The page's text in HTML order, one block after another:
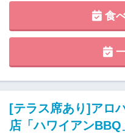
食
[テラス席あり]アロ
店「ハワイアンBBQ